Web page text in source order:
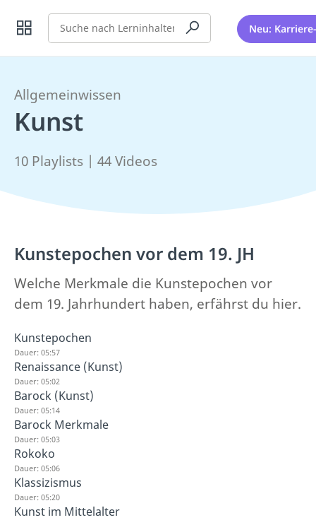
Suche Neu:
Allgemeinwissen
Kunst
10 Playlists | 44 Videos
Kunstepochen vor dem 19. JH
Welche Merkmale die Kunstepochen vor
dem 19. Jahrhundert haben, erfährst du hier.
Kunstepochen
Dauer: 05:57
Renaissance (Kunst)
Dauer: 05:02
Barock (Kunst)
Dauer: 05:14
Barock Merkmale
Dauer: 05:03
Rokoko
Dauer: 05:06
Klassizismus
Dauer: 05:20
Kunst im Mittelalter